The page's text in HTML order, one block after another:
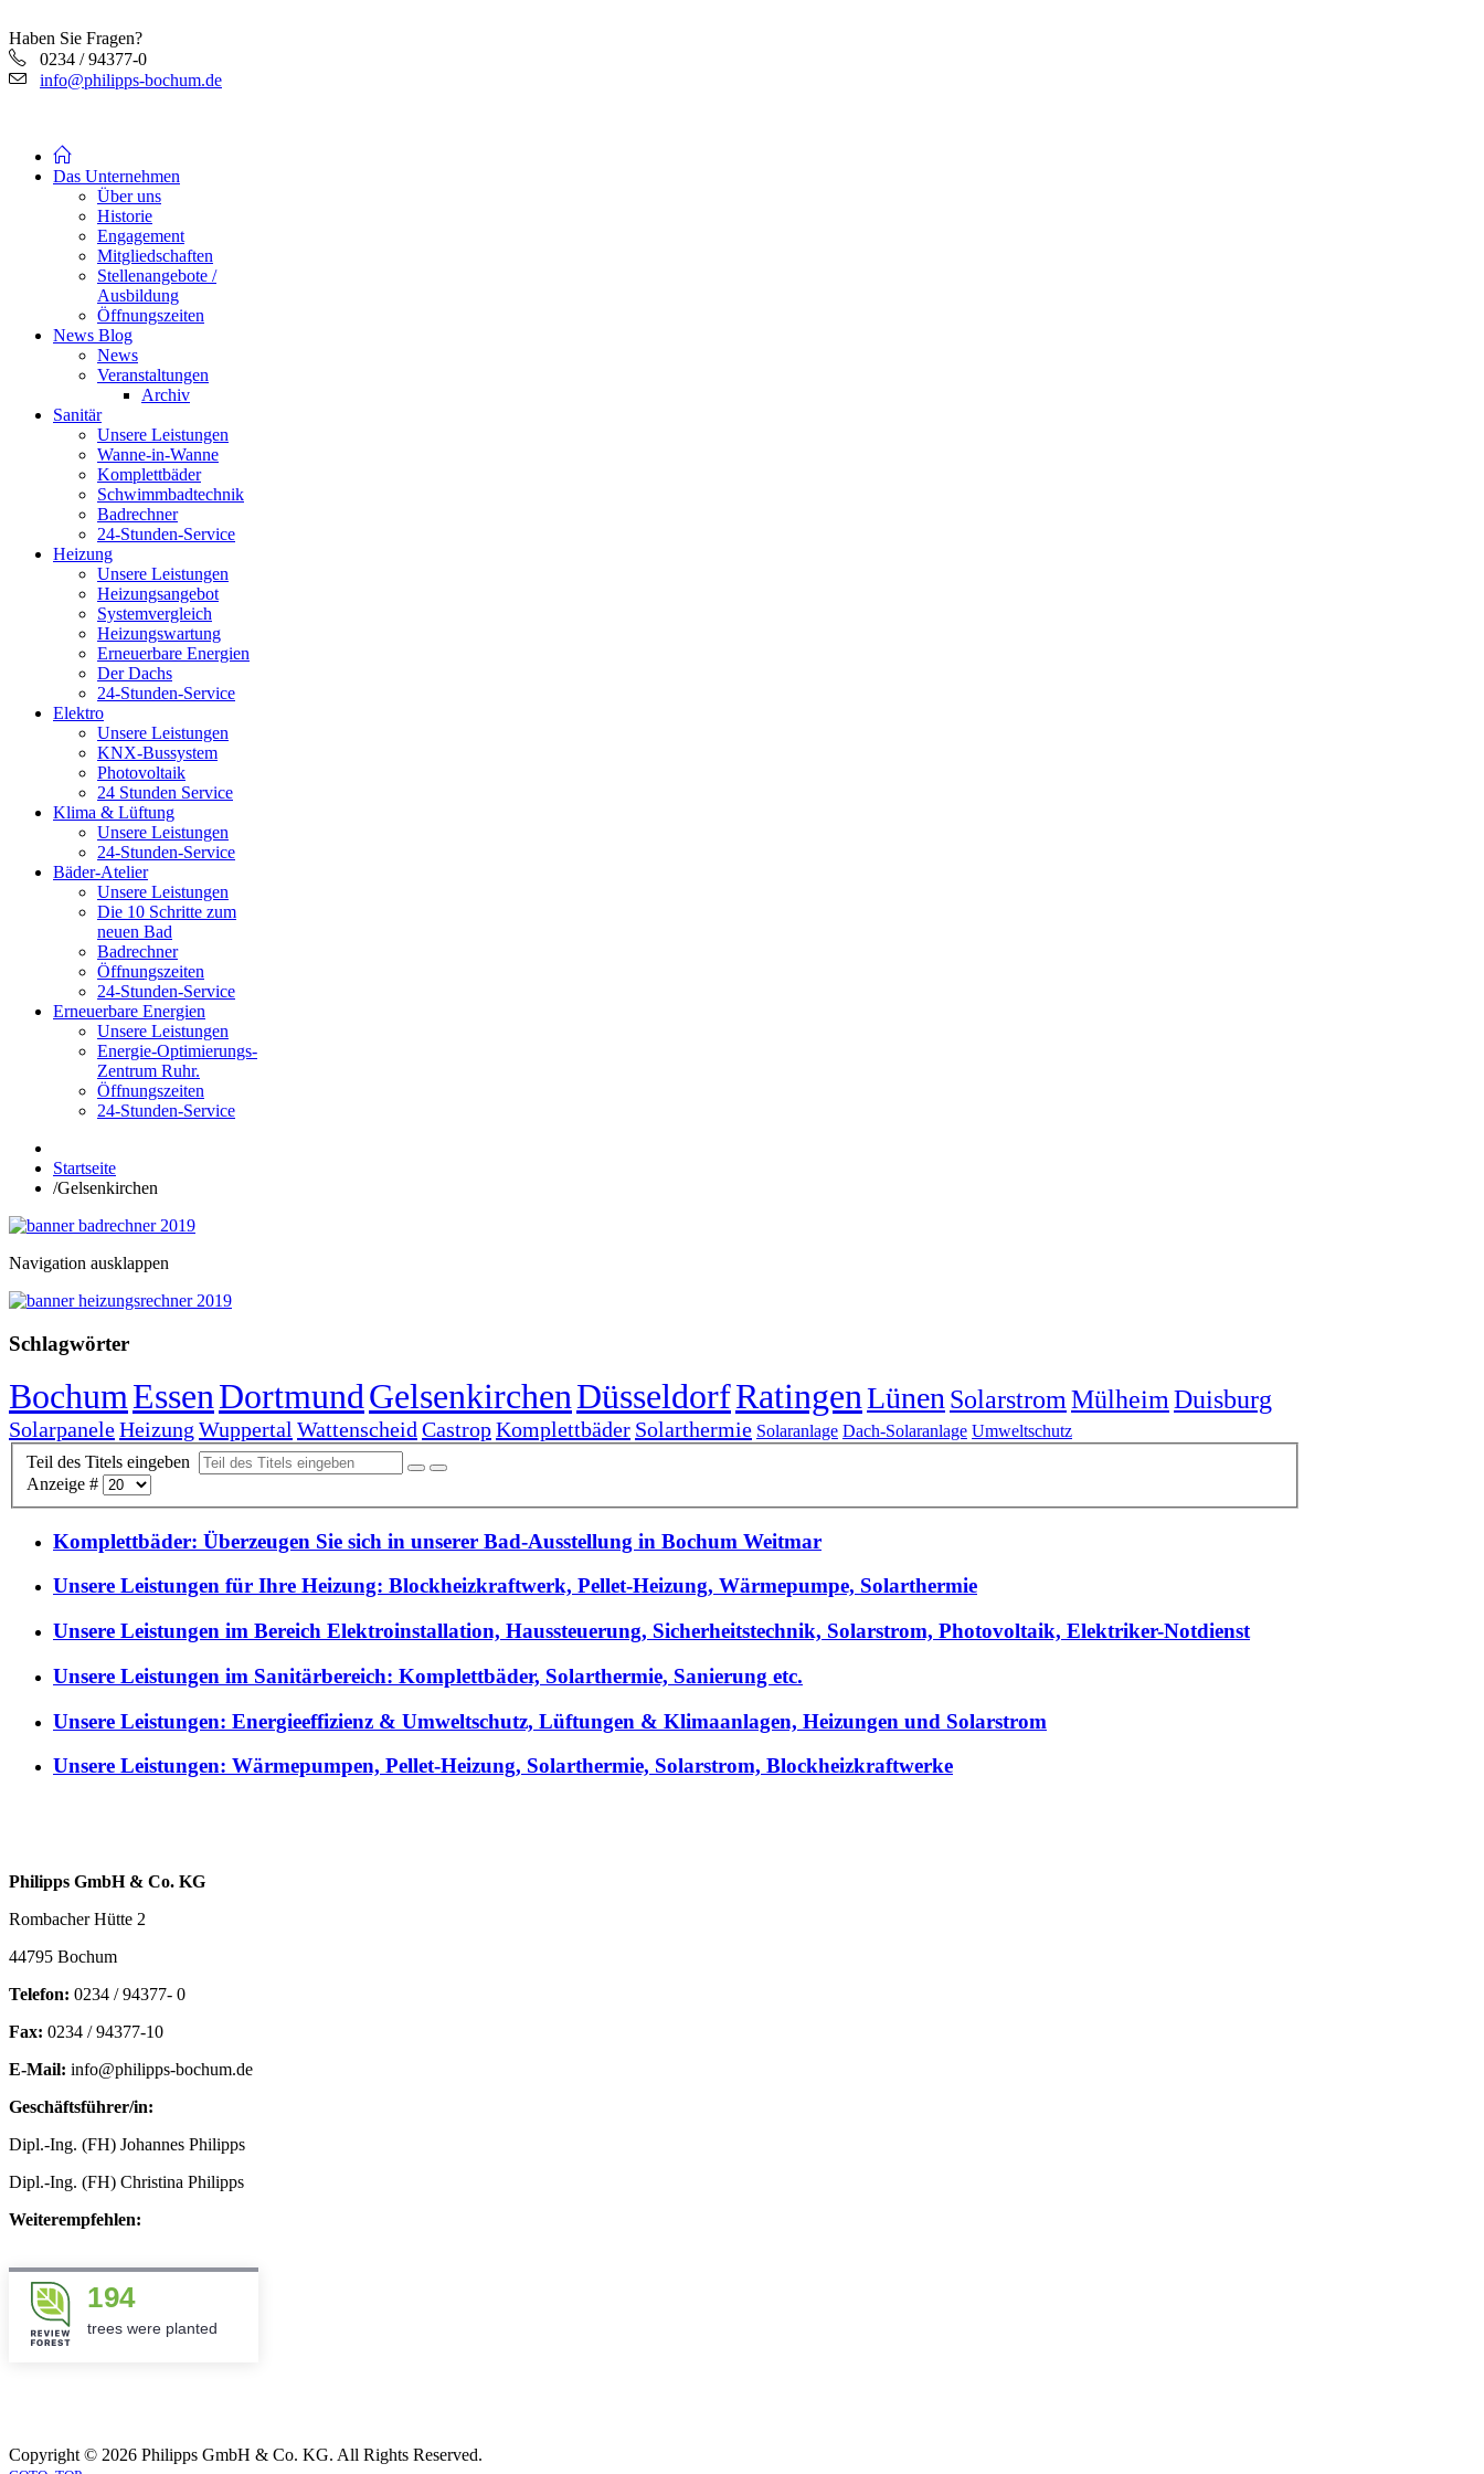
Haben Sie Fragen?
0234 / 94377-0
info@philipps-bochum.de
Das Unternehmen
Über uns
Historie
Engagement
Mitgliedschaften
Stellenangebote /
Ausbildung
Öffnungszeiten
News Blog
News
Veranstaltungen
Archiv
Sanitär
Unsere Leistungen
Wanne-in-Wanne
Komplettbäder
Schwimmbadtechnik
Badrechner
24-Stunden-Service
Heizung
Unsere Leistungen
Heizungsangebot
Systemvergleich
Heizungswartung
Erneuerbare Energien
Der Dachs
24-Stunden-Service
Elektro
Unsere Leistungen
KNX-Bussystem
Photovoltaik
24 Stunden Service
Klima & Lüftung
Unsere Leistungen
24-Stunden-Service
Bäder-Atelier
Unsere Leistungen
Die 10 Schritte zum
neuen Bad
Badrechner
Öffnungszeiten
24-Stunden-Service
Erneuerbare Energien
Unsere Leistungen
Energie-Optimierungs-
Zentrum Ruhr.
Öffnungszeiten
24-Stunden-Service
Startseite
/Gelsenkirchen
Navigation ausklappen
Schlagwörter
BochumEssenDortmundGelsenkirchenDüsseldorfRatingenLünenSolarstromMülheimDuisburg
SolarpaneleHeizung Wuppertal WattenscheidCastropKomplettbäder Solarthermie Solaranlage Dach-Solaranlage Umweltschutz
Teil des Titels eingeben
Anzeige #
Komplettbäder: Überzeugen Sie sich in unserer Bad-Ausstellung in Bochum Weitmar
Unsere Leistungen für Ihre Heizung: Blockheizkraftwerk, Pellet-Heizung, Wärmepumpe, Solarthermie
Unsere Leistungen im Bereich Elektroinstallation, Haussteuerung, Sicherheitstechnik, Solarstrom, Photovoltaik, Elektriker-Notdienst
Unsere Leistungen im Sanitärbereich: Komplettbäder, Solarthermie, Sanierung etc.
Unsere Leistungen: Energieeffizienz & Umweltschutz, Lüftungen & Klimaanlagen, Heizungen und Solarstrom
Unsere Leistungen: Wärmepumpen, Pellet-Heizung, Solarthermie, Solarstrom, Blockheizkraftwerke
Philipps GmbH & Co. KG
Rombacher Hütte 2
44795 Bochum
Telefon: 0234 / 94377- 0
Fax: 0234 / 94377-10
E-Mail: info@philipps-bochum.de
Geschäftsführer/in:
Dipl.-Ing. (FH) Johannes Philipps
Dipl.-Ing. (FH) Christina Philipps
Weiterempfehlen:
194
trees were planted
Copyright © 2026 Philipps GmbH & Co. KG. All Rights Reserved.